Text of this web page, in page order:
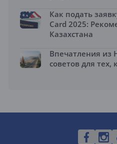
Как подать
Card 2025:
Казахстана
Впечатления из
советов для тех,